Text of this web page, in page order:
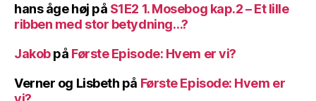
hans åge høj på S1E2 1. Mosebog kap.2 – Et lille
ribben med stor betydning…?
Jakobpå Første Episode: Hvem er vi?
Verner og Lisbeth på Første Episode: Hvem er